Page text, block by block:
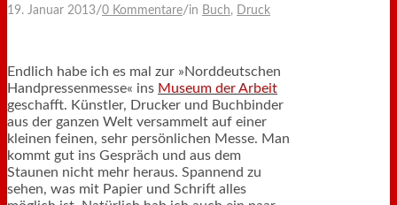
19. Januar 2013/0 Kommentare/in Buch, Druck
Endlich habe ich es mal zur »Norddeutschen
Handpressenmesse« ins Museum der Arbeit
geschafft. Künstler, Drucker und Buchbinder
aus der ganzen Welt versammelt auf einer
kleinen feinen, sehr persönlichen Messe. Man
kommt gut ins Gespräch und aus dem
Staunen nicht mehr heraus. Spannend zu
sehen, was mit Papier und Schrift alles